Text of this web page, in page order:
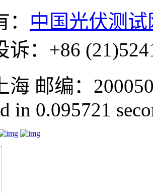
中国光伏测试
诉：+86
海 邮编：
in 0.095721